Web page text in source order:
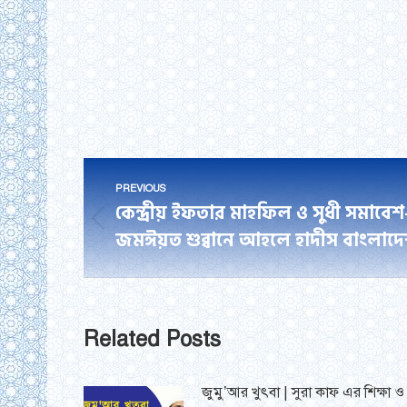
Post
navigation
PREVIOUS
Previous
post:
কেন্দ্রীয় ইফতার মাহফিল ও সুধী
জমঈয়ত শুব্বানে আহলে হাদীস
Related Posts
জুমু’আর খুৎবা | সুরা কাফ এর শিক্ষা ও